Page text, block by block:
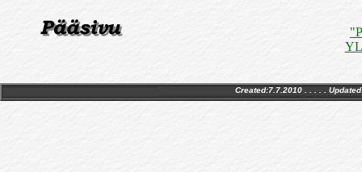
Created:7.7.2010 . . . . .